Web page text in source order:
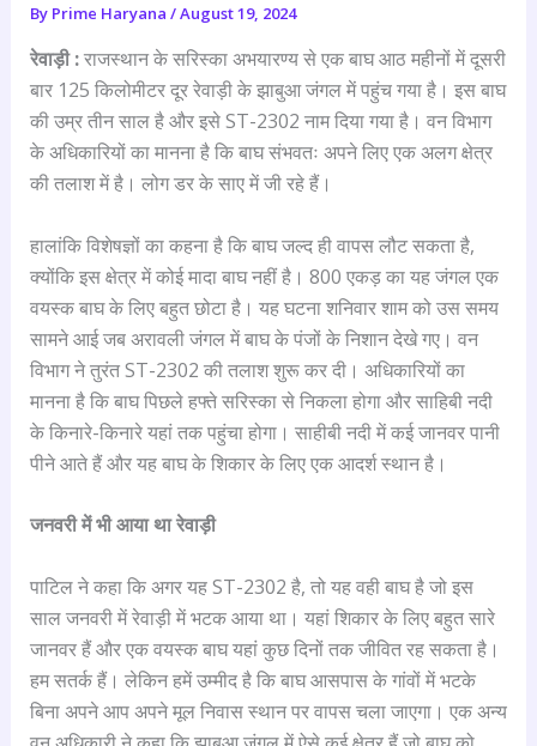
By Prime Haryana /August 19, 2024
रेवाड़ी :राजस्थान के सरिस्का अभयारण्य से एक बाघ आठ महीनों में दूसरी
बार 125 किलोमीटर दूर रेवाड़ी के झाबुआ जंगल में पहुंच गया है। इस बाघ
की उम्र तीन साल है और इसे ST-2302 नाम दिया गया है। वन विभाग
के अधिकारियों का मानना है कि बाघ संभवतः अपने लिए एक अलग क्षेत्र
की तलाश में है। लोग डर के साए में जी रहे हैं।
हालांकि विशेषज्ञों का कहना है कि बाघ जल्द ही वापस लौट सकता है,
क्योंकि इस क्षेत्र में कोई मादा बाघ नहीं है। 800 एकड़ का यह जंगल एक
वयस्क बाघ के लिए बहुत छोटा है। यह घटना शनिवार शाम को उस समय
सामने आई जब अरावली जंगल में बाघ के पंजों के निशान देखे गए। वन
विभाग ने तुरंत ST-2302 की तलाश शुरू कर दी। अधिकारियों का
मानना है कि बाघ पिछले हफ्ते सरिस्का से निकला होगा और साहिबी नदी
के किनारे-किनारे यहां तक पहुंचा होगा। साहीबी नदी में कई जानवर पानी
पीने आते हैं और यह बाघ के शिकार के लिए एक आदर्श स्थान है।
जनवरी में भी आया था रेवाड़ी
पाटिल ने कहा कि अगर यह ST-2302 है, तो यह वही बाघ है जो इस
साल जनवरी में रेवाड़ी में भटक आया था। यहां शिकार के लिए बहुत सारे
जानवर हैं और एक वयस्क बाघ यहां कुछ दिनों तक जीवित रह सकता है।
हम सतर्क हैं। लेकिन हमें उम्मीद है कि बाघ आसपास के गांवों में भटके
बिना अपने आप अपने मूल निवास स्थान पर वापस चला जाएगा। एक अन्य